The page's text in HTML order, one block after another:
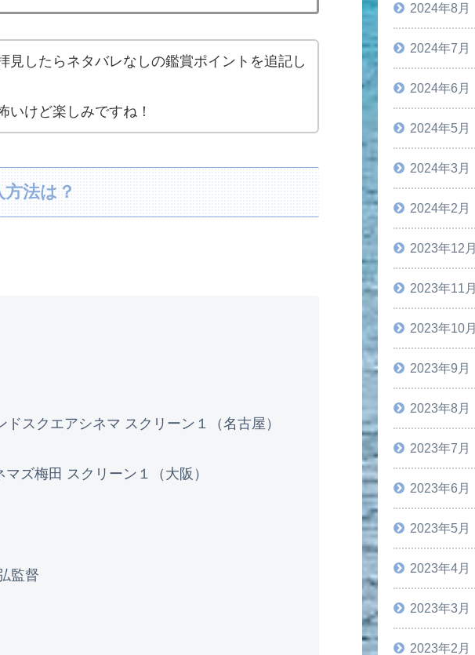
見したらネタバレなしの鑑賞ポイントを追記し
けど楽しみですね！
法は？
スクエアシネマ スクリーン１（名古屋）
ズ梅田 スクリーン１（大阪）
監督
2024年8月
2024年7月
2024年6月
2024年5月
2024年3月
2024年2月
2023年12月
2023年11月
2023年10月
2023年9月
2023年8月
2023年7月
2023年6月
2023年5月
2023年4月
2023年3月
2023年2月